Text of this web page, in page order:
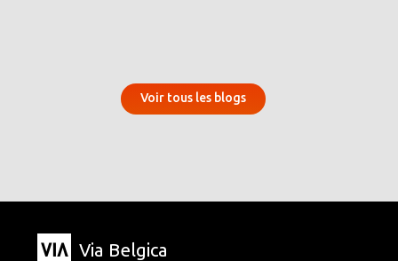
Voir tous les blogs
Via Belgica